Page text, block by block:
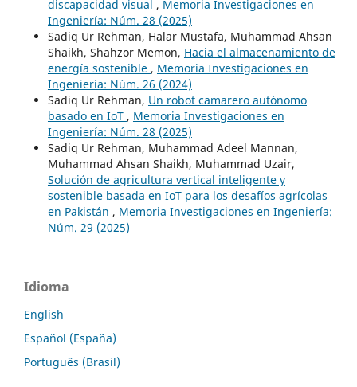
discapacidad visual , Memoria Investigaciones en
Ingeniería: Núm. 28 (2025)
Sadiq Ur Rehman, Halar Mustafa, Muhammad Ahsan
Shaikh, Shahzor Memon, Hacia el almacenamiento de
energía sostenible , Memoria Investigaciones en
Ingeniería: Núm. 26 (2024)
Sadiq Ur Rehman, Un robot camarero autónomo
basado en IoT , Memoria Investigaciones en
Ingeniería: Núm. 28 (2025)
Sadiq Ur Rehman, Muhammad Adeel Mannan,
Muhammad Ahsan Shaikh, Muhammad Uzair,
Solución de agricultura vertical inteligente y
sostenible basada en IoT para los desafíos agrícolas
en Pakistán , Memoria Investigaciones en Ingeniería:
Núm. 29 (2025)
Idioma
English
Español (España)
Português (Brasil)